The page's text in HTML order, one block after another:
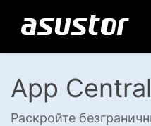
App Central
Раскройте